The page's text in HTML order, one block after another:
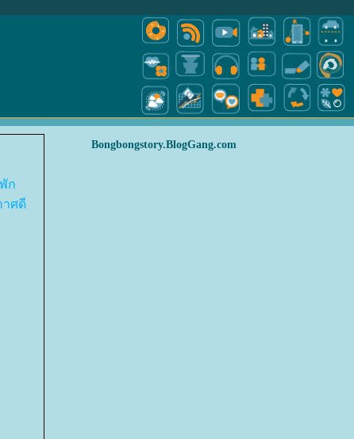
ก
าศดี
Bongbongstory.BlogGang.com